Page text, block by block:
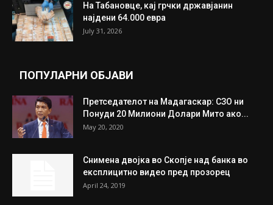
На Табановце, кај грчки државјанин
најдени 64.000 евра
July 31, 2026
ПОПУЛАРНИ ОБЈАВИ
Претседателот на Мадагаскар: СЗО ни
Понуди 20 Милиони Долари Мито ако...
May 20, 2020
Снимена двојка во Скопје над банка во
експлицитно видео пред прозорец
April 24, 2019